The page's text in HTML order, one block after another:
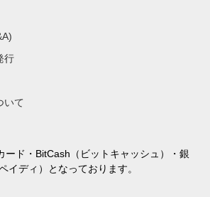
行
いて
ード・BitCash（ビットキャッシュ）・銀
イディ）となっております。